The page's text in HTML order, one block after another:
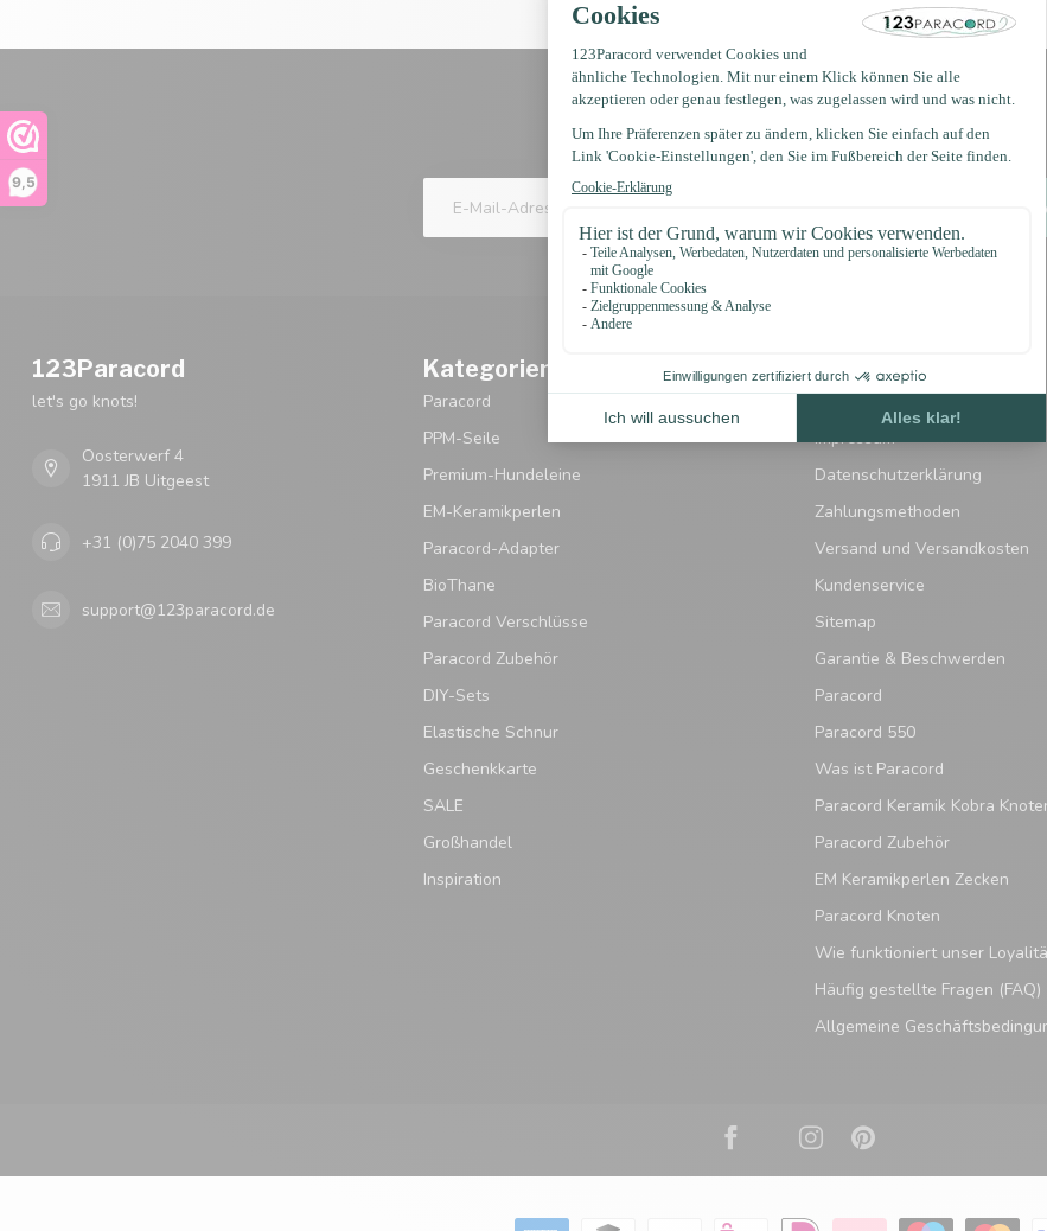
9,5
Erhalten Sie Nachrichten?
Erhalten Sie sofort 5 % Rabatt!
123Paracord
let's go knots!
Oosterwerf 4
1911 JB Uitgeest
+31 (0)75 2040 399
support@123paracord.de
Kategorien
Paracord
PPM-Seile
Premium-Hundeleine
EM-Keramikperlen
Paracord-Adapter
BioThane
Paracord Verschlüsse
Paracord Zubehör
DIY-Sets
Elastische Schnur
Geschenkkarte
SALE
Großhandel
Inspiration
Informationen
Widerrufsbelehrung
Impressum
Datenschutzerklärung
Zahlungsmethoden
Versand und Versandkosten
Kundenservice
Sitemap
Garantie & Beschwerden
Paracord
Paracord 550
Was ist Paracord
Paracord Keramik Kobra
Paracord Zubehör
EM Keramikperlen Zecken
Paracord Knoten
Wie funktioniert unser
Häufig gestellte Fragen (FAQ)
Allgemeine